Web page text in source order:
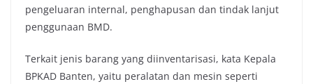
pengeluaran internal, penghapusan dan tindak lanjut
penggunaan BMD.
Terkait jenis barang yang diinventarisasi, kata Kepala
BPKAD Banten, yaitu peralatan dan mesin seperti